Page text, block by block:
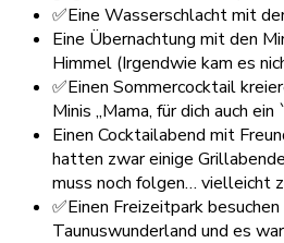
✅Eine Wasserschlacht mit
Eine Übernachtung mit den
Himmel (Irgendwie kam es
✅Einen Sommercocktail
Minis „Mama, für dich auch ein
Einen Cocktailabend mit
hatten zwar einige
muss noch folgen… vielleicht
✅Einen Freizeitpark
Taunuswunderland und es